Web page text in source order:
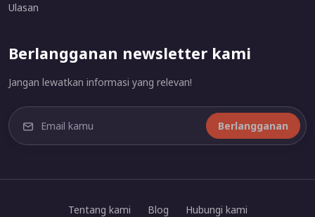
Ulasan
Berlangganan newsletter kami
Jangan lewatkan informasi yang relevan!
Berlangganan
Tentang kami Blog Hubungi kami